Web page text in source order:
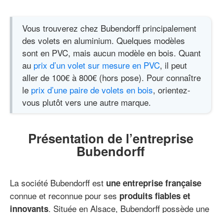
Vous trouverez chez Bubendorff principalement
des volets en aluminium. Quelques modèles
sont en PVC, mais aucun modèle en bois. Quant
au prix d’un volet sur mesure en PVC, il peut
aller de 100€ à 800€ (hors pose). Pour connaître
le prix d’une paire de volets en bois, orientez-
vous plutôt vers une autre marque.
Présentation de l’entreprise
Bubendorff
La société Bubendorff est une entreprise française
connue et reconnue pour ses produits fiables et
innovants. Située en Alsace, Bubendorff possède une